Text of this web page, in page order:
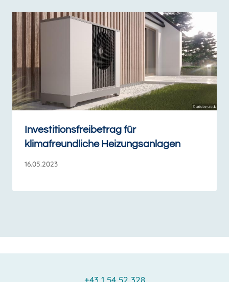
Investitionsfreibetrag für
klimafreundliche Heizungsanlagen
16.05.2023
+43 1 54 52 328